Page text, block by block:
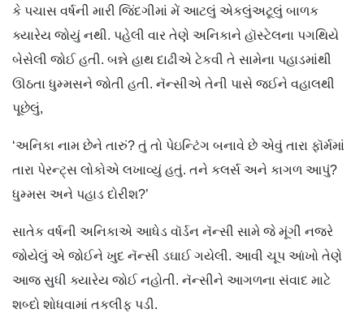
કે પચાસ વર્ષની મારી જિંદગીમાં મેં આટલું એકલુંઅટૂલું બાળક
ક્યારેય જોયું નથી. પહેલી વાર તેણે અનિકાને હૉસ્ટેલના પગથિયે
બેસેલી જોઈ હતી. બન્ને હાથ દાઢીએ ટેકવી તે સામેના પહાડમાંથી
ઊઠતા ધુમ્મસને જોતી હતી. નૅન્સીએ તેની પાસે જઈને વહાલથી
પૂછેલું,
‘અનિકા નામ છેને તારું? તું તો પેઇન્ટિંગ બનાવે છે એવું તારા ફૉર્મમાં
તારા પેરન્ટ્સ લોકોએ લખાવ્યું હતું. તને કલર્સ અને કાગળ આપું?
ધુમ્મસ અને પહાડ દોરીશ?’
સાતેક વર્ષની અનિકાએ આધેડ વૉર્ડન નૅન્સી સામે જે મૂંગી નજરે
જોયેલું એ જોઈને ખુદ નૅન્સી ડઘાઈ ગયેલી. આવી ચૂપ આંખો તેણે
આજ સુધી ક્યારેય જોઈ નહોતી. નૅન્સીને આગળના સંવાદ માટે
શબ્દો શોધવામાં તકલીફ પડી.